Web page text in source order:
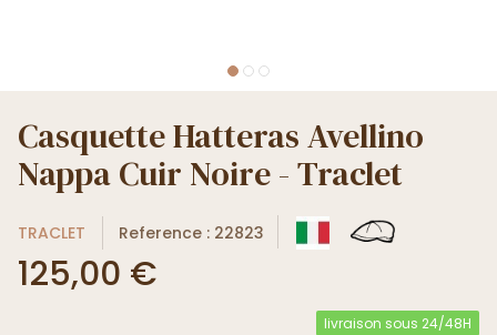
Casquette Hatteras Avellino
Nappa Cuir Noire - Traclet
TRACLET Reference : 22823
125,00 €
livraison sous 24/48H